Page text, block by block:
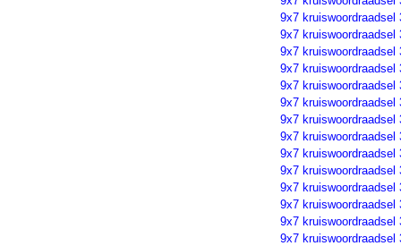
9x7 kruiswoordraadsel
9x7 kruiswoordraadsel
9x7 kruiswoordraadsel
9x7 kruiswoordraadsel
9x7 kruiswoordraadsel
9x7 kruiswoordraadsel
9x7 kruiswoordraadsel
9x7 kruiswoordraadsel
9x7 kruiswoordraadsel
9x7 kruiswoordraadsel
9x7 kruiswoordraadsel
9x7 kruiswoordraadsel
9x7 kruiswoordraadsel
9x7 kruiswoordraadsel